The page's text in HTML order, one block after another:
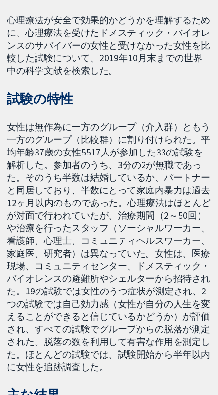
心理療法が安全で効果的かどうかを理解するため
に、心理療法を受けたドメスティック・バイオレ
ンスのサバイバーの女性と受けなかった女性を比
較した試験について、2019年10月末までの世界
中の科学文献を検索した。
試験の特性
女性は無作為に一方のグループ（介入群）ともう
一方のグループ（比較群）に割り付けられた。平
均年齢37歳の女性5517人が参加した33の試験を
解析した。参加者のうち、3分の2が無職であっ
た。そのうち半数は結婚しているか、パートナー
と同居しており、半数にとって家庭内暴力は過去
12ヶ月以内のものであった。心理療法はほとんど
が対面で行われていたが、治療期間（2～50回）
や治療を行ったスタッフ（ソーシャルワーカー、
看護師、心理士、コミュニティヘルスワーカー、
家庭医、研究者）は異なっていた。女性は、医療
現場、コミュニティセンター、ドメスティック・
バイオレンスの避難所やシェルターから招待され
た。19の試験では女性のうつ症状が測定され、2
つの試験では自己効力感（女性が自分の人生を変
えることができると信じているかどうか）が評価
され、すべての試験でグループからの脱落が測定
された。脱落の数を利用して有害な作用を測定し
た。ほとんどの試験では、試験開始から半年以内
に女性を追跡調査した。